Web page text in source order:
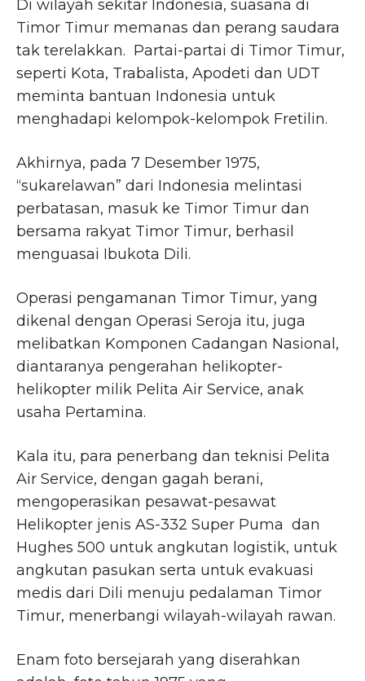
Di wilayah sekitar Indonesia, suasana di
Timor Timur memanas dan perang saudara
tak terelakkan. Partai-partai di Timor Timur,
seperti Kota, Trabalista, Apodeti dan UDT
meminta bantuan Indonesia untuk
menghadapi kelompok-kelompok Fretilin.
Akhirnya, pada 7 Desember 1975,
“sukarelawan” dari Indonesia melintasi
perbatasan, masuk ke Timor Timur dan
bersama rakyat Timor Timur, berhasil
menguasai Ibukota Dili.
Operasi pengamanan Timor Timur, yang
dikenal dengan Operasi Seroja itu, juga
melibatkan Komponen Cadangan Nasional,
diantaranya pengerahan helikopter-
helikopter milik Pelita Air Service, anak
usaha Pertamina.
Kala itu, para penerbang dan teknisi Pelita
Air Service, dengan gagah berani,
mengoperasikan pesawat-pesawat
Helikopter jenis AS-332 Super Puma dan
Hughes 500 untuk angkutan logistik, untuk
angkutan pasukan serta untuk evakuasi
medis dari Dili menuju pedalaman Timor
Timur, menerbangi wilayah-wilayah rawan.
Enam foto bersejarah yang diserahkan